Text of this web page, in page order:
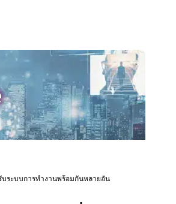
การบรรเทาความเสียหายต่อชื่อเสียง
การระบุตัวตนของคำกล่าวหาที่เป็นการใ
ระบบการทำงานพร้อมกันหลายอัน